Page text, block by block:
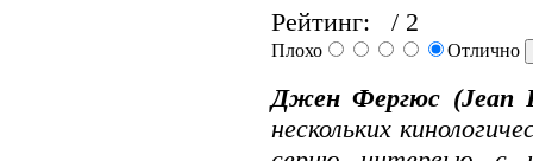
Рейтинг: / 2
Плохо Отлично
Джен Феpгюс (Jean
нескольких